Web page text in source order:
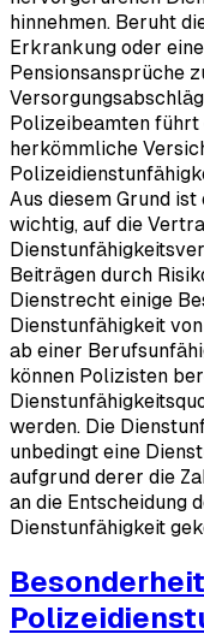
hinnehmen. Beruht
Erkrankung oder
Pensionsansprüche
Polizeibeamten führt
herkömmliche
Aus diesem Grund
wichtig, auf die
Beiträgen durch
Dienstrecht einige
Dienstunfähigkeit
ab einer
können Polizisten
werden. Die
unbedingt eine
aufgrund derer die
an die Entscheidung
Dienstunfähigkeit
Besonderheit